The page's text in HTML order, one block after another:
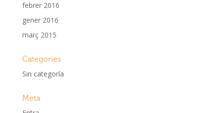
febrer 2016
gener 2016
març 2015
Categories
Sin categoría
Meta